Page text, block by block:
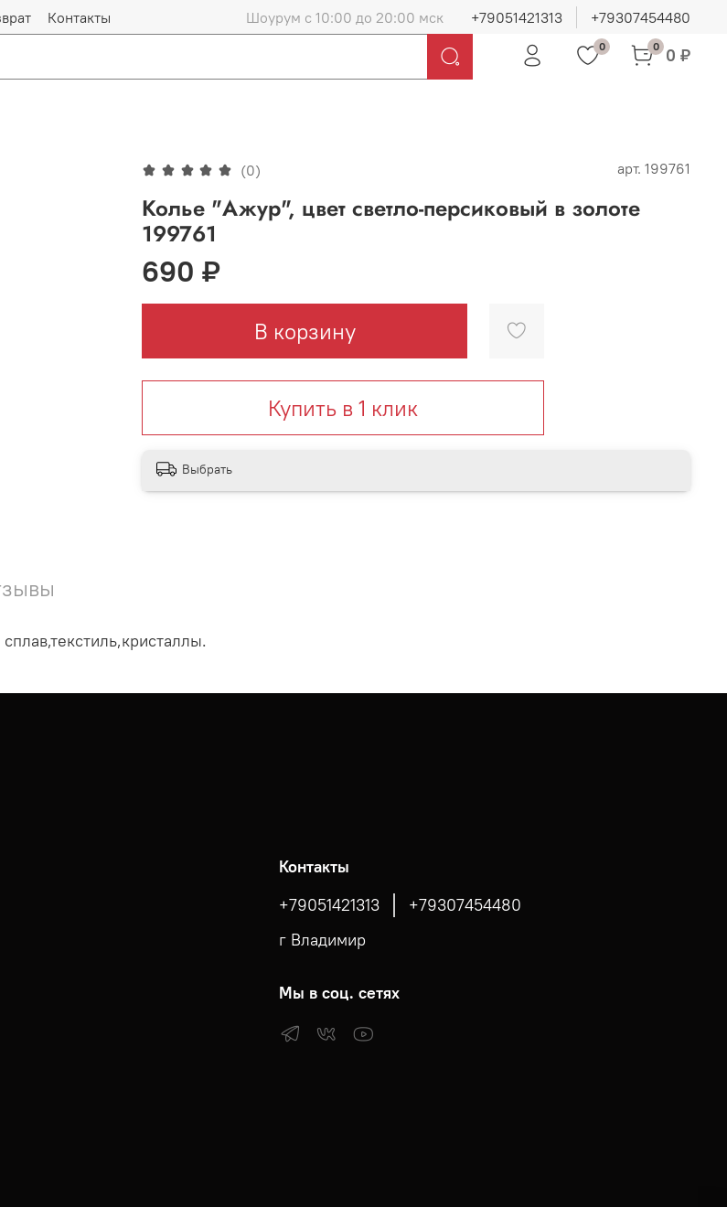
Контакты Шоурум с 10:00 до 20:00 мск +79051421313 +79307454480
0 0 0 ₽
(0) арт. 199761
Колье "Ажур", цвет светло-персиковый в золоте
199761
690 ₽
В корзину
Купить в 1 клик
Выбрать
Контакты
+79051421313
+79307454480
г Владимир
Мы в соц. сетях